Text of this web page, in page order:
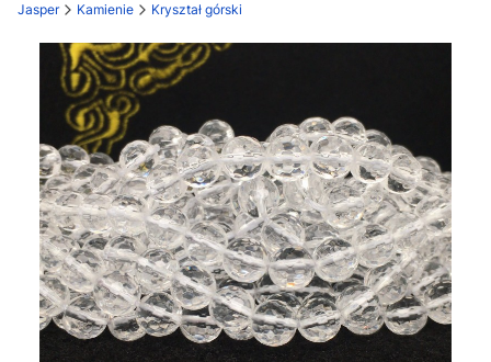
Jasper Kamienie Kryształ górski